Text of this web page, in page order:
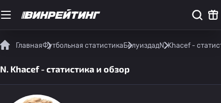
ГлавнаяФутбольная статистикаБелуиздадN. Khacef -
N. Khacef - статистика и обзор